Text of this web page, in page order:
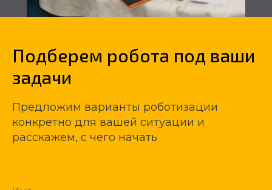
Подберем робота под ваши
задачи
Предложим варианты роботизации
конкретно для вашей ситуации и
расскажем, с чего начать